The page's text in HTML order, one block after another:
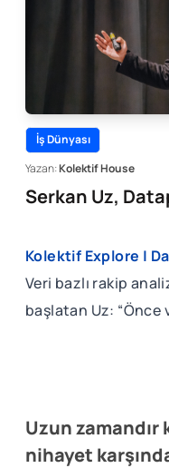
İş Dünyası
Yazan:Kolektif House
Serkan Uz,
Kolektif Explore |
Veri bazlı rakip
başlatan Uz:
Uzun zamandır
nihayet